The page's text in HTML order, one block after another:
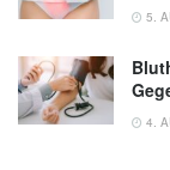
5.
4.